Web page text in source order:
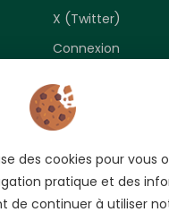
X (Twitter)
Connexion
les meilleures
des cookies pour vous
pratique et des
de continuer à utiliser